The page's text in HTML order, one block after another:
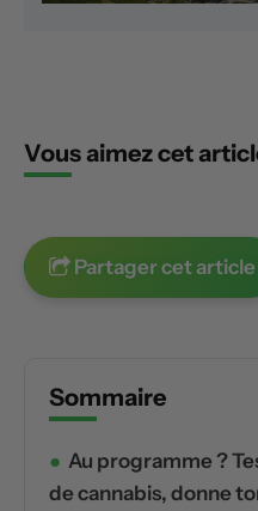
Vous aimez cet
Partager cet article
Sommaire
Au programme ?
de cannabis, donne